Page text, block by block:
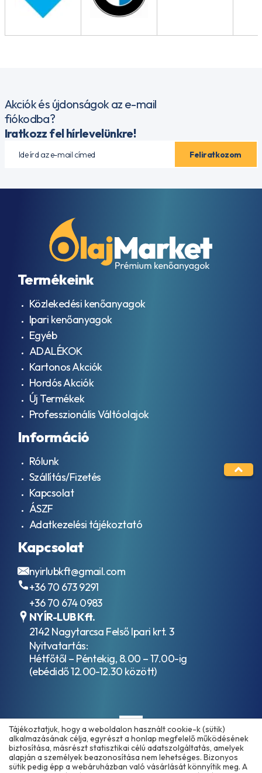
Akciók és újdonságok az e-mail
fiókodba?
Iratkozz fel hírlevelünkre!
Termékeink
Közlekedési kenőanyagok
Ipari kenőanyagok
Egyéb
ADALÉKOK
Kartonos Akciók
Hordós Akciók
Új Termékek
Professzionális Váltóolajok
Információ
Rólunk
Szállítás/Fizetés
Kapcsolat
ÁSZF
Adatkezelési tájékoztató
Kapcsolat
nyirlubkft@gmail.com
+36 70 673 9291
+36 70 674 0983
NYÍR-LUB Kft.
2142 Nagytarcsa Felső Ipari krt. 3
Nyitvatartás:
Hétfőtől – Péntekig, 8.00 – 17.00-ig
(ebédidő 12.00-12.30 között)
Copyright © 2025 - 2026 www.olajmarket.hu
Tájékoztatjuk, hogy a weboldalon használt cookie-k (sütik)
alkalmazásának célja, egyrészt a honlap megfelelő működésének
biztosítása, másrészt statisztikai célú adatszolgáltatás, amelyek
alapján a személyek beazonosítása nem lehetséges. Bizonyos
sütik pedig épp a webáruházban való vásárlását könnyítik meg. A